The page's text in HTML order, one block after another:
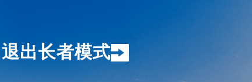
退出长者模式